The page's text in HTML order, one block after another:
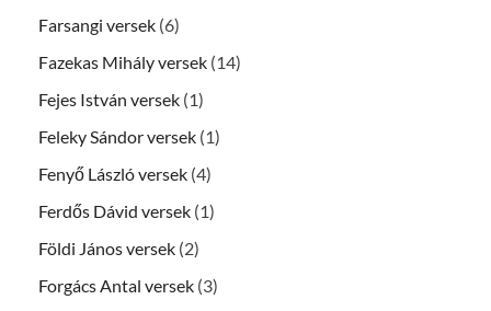
Farsangi versek (6)
Fazekas Mihály versek (14)
Fejes István versek (1)
Feleky Sándor versek (1)
Fenyő László versek (4)
Ferdős Dávid versek (1)
Földi János versek (2)
Forgács Antal versek (3)